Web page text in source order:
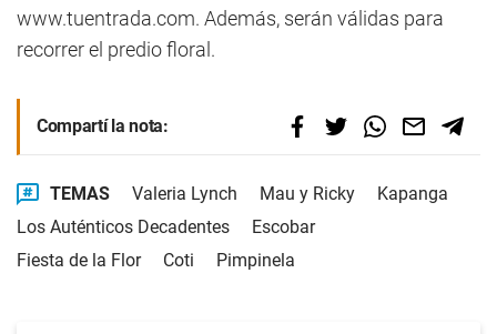
www.tuentrada.com. Además, serán válidas para
recorrer el predio floral.
Compartí la nota:
TEMAS Valeria Lynch Mau y Ricky
Kapanga
Los Auténticos Decadentes
Escobar
Fiesta de la Flor
Coti Pimpinela